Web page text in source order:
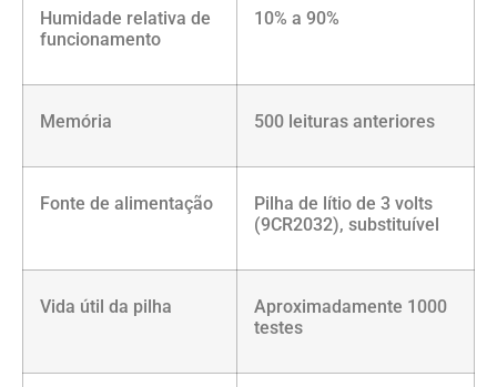
Humidade relativa de
funcionamento
10% a 90%
Memória 500 leituras anteriores
Fonte de alimentação
Pilha de lítio de 3 volts
(9CR2032), substituível
Vida útil da pilha
Aproximadamente 1000
testes